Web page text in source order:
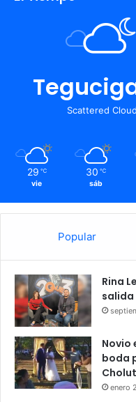
Scattered
29 ℃
vie
30 ℃
sáb
Popular
Rina
salida
Novio
boda
enero